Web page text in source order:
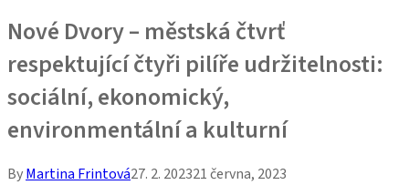
Nové Dvory – městská čtvrť
respektující čtyři pilíře udržitelnosti:
sociální, ekonomický,
environmentální a kulturní
ByMartina Frintová27. 2. 202321 června, 2023